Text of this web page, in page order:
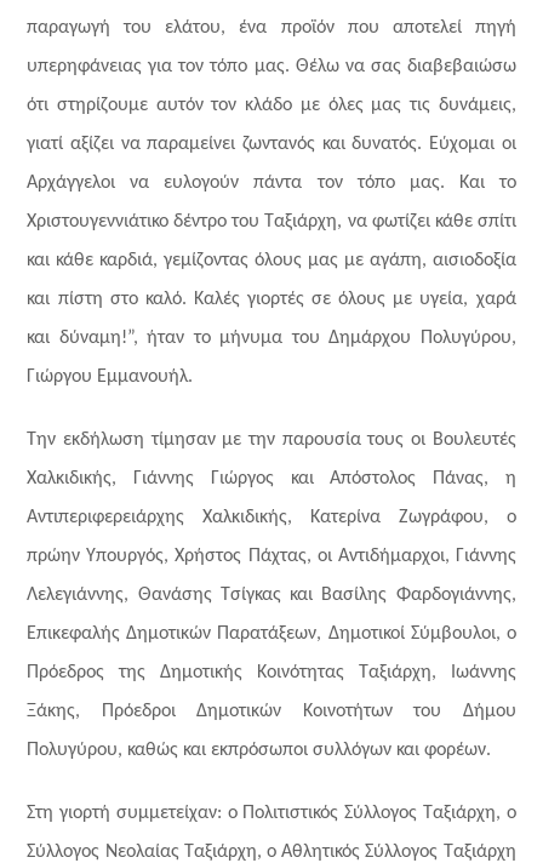
παραγωγή του ελάτου, ένα προϊόν που αποτελεί πηγή
υπερηφάνειας για τον τόπο μας. Θέλω να σας διαβεβαιώσω
ότι στηρίζουμε αυτόν τον κλάδο με όλες μας τις δυνάμεις,
γιατί αξίζει να παραμείνει ζωντανός και δυνατός. Εύχομαι οι
Αρχάγγελοι να ευλογούν πάντα τον τόπο μας. Και το
Χριστουγεννιάτικο δέντρο του Ταξιάρχη, να φωτίζει κάθε σπίτι
και κάθε καρδιά, γεμίζοντας όλους μας με αγάπη, αισιοδοξία
και πίστη στο καλό. Καλές γιορτές σε όλους με υγεία, χαρά
και δύναμη!”, ήταν το μήνυμα του Δημάρχου Πολυγύρου,
Γιώργου Εμμανουήλ.
Την εκδήλωση τίμησαν με την παρουσία τους οι Βουλευτές
Χαλκιδικής, Γιάννης Γιώργος και Απόστολος Πάνας, η
Αντιπεριφερειάρχης Χαλκιδικής, Κατερίνα Ζωγράφου, ο
πρώην Υπουργός, Χρήστος Πάχτας, οι Αντιδήμαρχοι, Γιάννης
Λελεγιάννης, Θανάσης Τσίγκας και Βασίλης Φαρδογιάννης,
Επικεφαλής Δημοτικών Παρατάξεων, Δημοτικοί Σύμβουλοι, ο
Πρόεδρος της Δημοτικής Κοινότητας Ταξιάρχη, Ιωάννης
Ξάκης, Πρόεδροι Δημοτικών Κοινοτήτων του Δήμου
Πολυγύρου, καθώς και εκπρόσωποι συλλόγων και φορέων.
Στη γιορτή συμμετείχαν: ο Πολιτιστικός Σύλλογος Ταξιάρχη, ο
Σύλλογος Νεολαίας Ταξιάρχη, ο Αθλητικός Σύλλογος Ταξιάρχη